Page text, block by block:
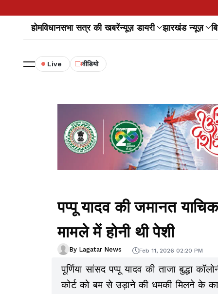
होमविधानसभा सत्र की खबरेंन्यूज़ डायरी झारखंड न्यूज़
Live वीडियो
पप्पू यादव की जमानत
मामले में होनी थी पेशी
By Lagatar News Feb 11, 2026 02:20 PM
पूर्णिया सांसद पप्पू यादव की ताजा बुद्धा
कोर्ट को बम से उड़ाने की धमकी मिलने के